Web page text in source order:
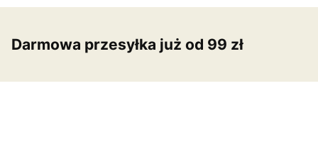
Darmowa przesyłka już od 99 zł